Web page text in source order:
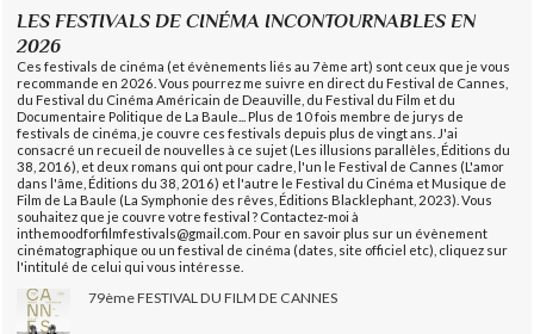
LES FESTIVALS DE CINÉMA INCONTOURNABLES EN
2026
Ces festivals de cinéma (et évènements liés au 7ème art) sont ceux que je vous
recommande en 2026. Vous pourrez me suivre en direct du Festival de Cannes,
du Festival du Cinéma Américain de Deauville, du Festival du Film et du
Documentaire Politique de La Baule... Plus de 10 fois membre de jurys de
festivals de cinéma, je couvre ces festivals depuis plus de vingt ans. J'ai
consacré un recueil de nouvelles à ce sujet (Les illusions parallèles, Éditions du
38, 2016), et deux romans qui ont pour cadre, l'un le Festival de Cannes (L'amor
dans l'âme, Éditions du 38, 2016) et l'autre le Festival du Cinéma et Musique de
Film de La Baule (La Symphonie des rêves, Éditions Blacklephant, 2023). Vous
souhaitez que je couvre votre festival ? Contactez-moi à
inthemoodforfilmfestivals@gmail.com. Pour en savoir plus sur un évènement
cinématographique ou un festival de cinéma (dates, site officiel etc), cliquez sur
l'intitulé de celui qui vous intéresse.
79ème FESTIVAL DU FILM DE CANNES